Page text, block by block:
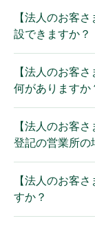
【法人のお客
設できますか？
【法人のお客
何がありますか
【法人のお客
登記の営業所の
【法人のお客
すか？